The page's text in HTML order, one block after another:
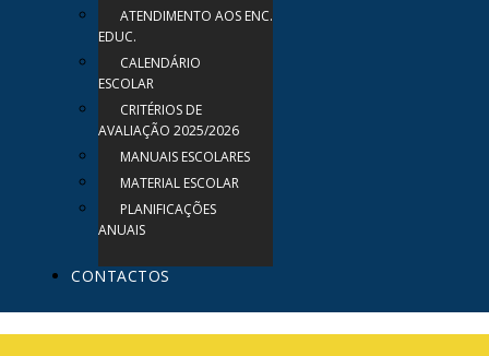
ATENDIMENTO AOS ENC.
EDUC.
CALENDÁRIO
ESCOLAR
CRITÉRIOS DE
AVALIAÇÃO 2025/2026
MANUAIS ESCOLARES
MATERIAL ESCOLAR
PLANIFICAÇÕES
ANUAIS
CONTACTOS